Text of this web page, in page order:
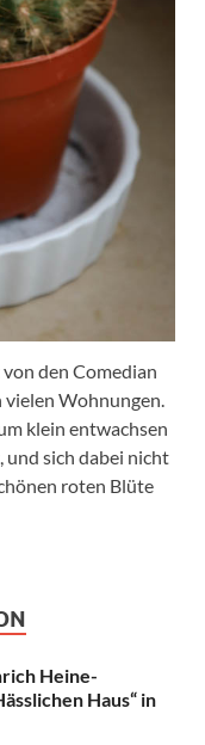
den Comedian
vielen Wohnungen.
klein entwachsen
und sich dabei nicht
roten Blüte
Heine-
Haus“ in